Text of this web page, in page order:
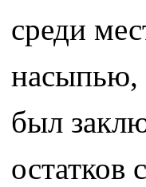
среди
насыпью,
был
остатков